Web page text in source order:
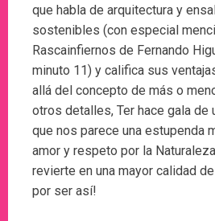
que habla de arquitectura y
sostenibles (con especial
Rascainfiernos de Fernando
minuto 11) y califica sus
allá del concepto de más o
otros detalles, Ter hace gala de
que nos parece una estupenda
amor y respeto por la
revierte en una mayor calidad de
por ser así!